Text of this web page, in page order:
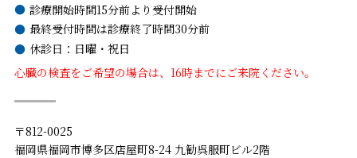
診療開始時間15分前より受付開始
最終受付時間は診療終了時間30分前
休診日：日曜・祝日
心臓の検査をご希望の場合は、16時までにご来院ください。
〒812-0025
福岡県福岡市博多区店屋町8-24 九勧呉服町ビル2階